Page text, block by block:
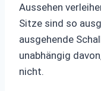
Aussehen
Sitze sind so
ausgehende
unabhängig
nicht.